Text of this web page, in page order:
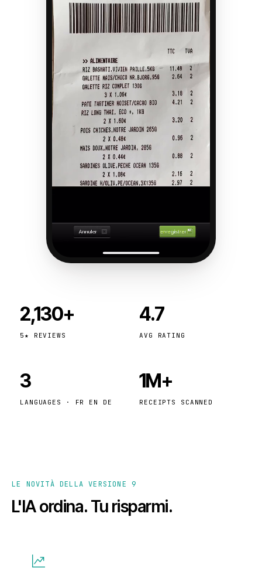
2,130+
5★ REVIEWS
4.7
AVG RATING
3
LANGUAGES · FR EN DE
1M+
RECEIPTS SCANNED
LE NOVITÀ DELLA VERSIONE 9
L'IA ordina. Tu risparmi.